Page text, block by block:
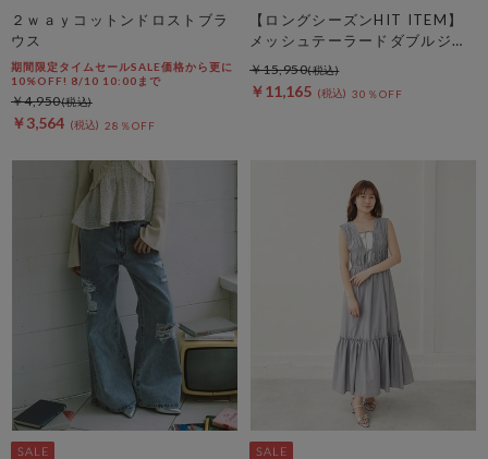
２ｗａｙコットンドロストブラ
ウス
期間限定タイムセールSALE価格から更に
10%OFF! 8/10 10:00まで
￥3,564 28％OFF
￥4,950
【ロングシーズンHIT ITEM】
メッシュテーラードダブルジャ
ケット
￥11,165 30％OFF
￥15,950